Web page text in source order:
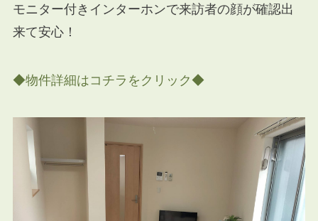
モニター付きインターホンで来訪者の顔が確認出
来て安心！
◆物件詳細はコチラをクリック◆